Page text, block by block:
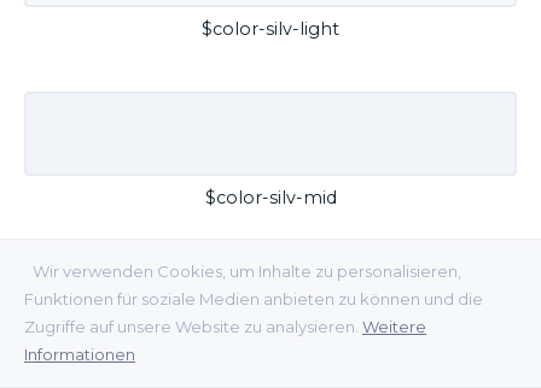
Wir verwenden Cookies, um Inhalte zu personalisieren,
Funktionen für soziale Medien anbieten zu können und die
Zugriffe auf unsere Website zu analysieren. Weitere
Informationen
$color-silv-light
$color-silv-mid